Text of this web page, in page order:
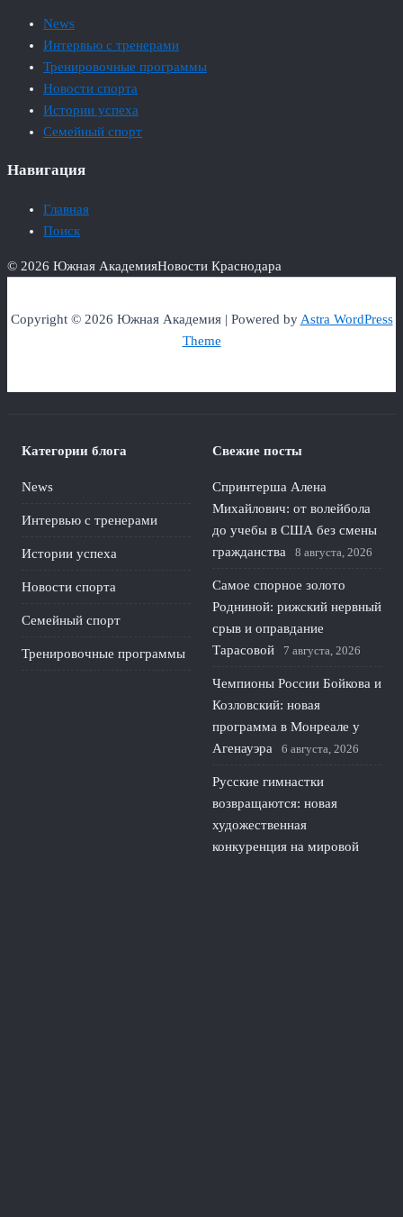
News
Интервью с тренерами
Тренировочные программы
Новости спорта
Истории успеха
Семейный спорт
Навигация
Главная
Поиск
© 2026 Южная АкадемияНовости Краснодара
Copyright © 2026 Южная Академия | Powered byAstra WordPress
Theme
Категории блога
News
Интервью с тренерами
Истории успеха
Новости спорта
Семейный спорт
Тренировочные программы
Свежие посты
Спринтерша Алена
Михайлович: от волейбола
до учебы в США без смены
гражданства
8 августа, 2026
Самое спорное золото
Родниной: рижский нервный
срыв и оправдание
Тарасовой
7 августа, 2026
Чемпионы России Бойкова и
Козловский: новая
программа в Монреале у
Агенауэра
6 августа, 2026
Русские гимнастки
возвращаются: новая
художественная
конкуренция на мировой